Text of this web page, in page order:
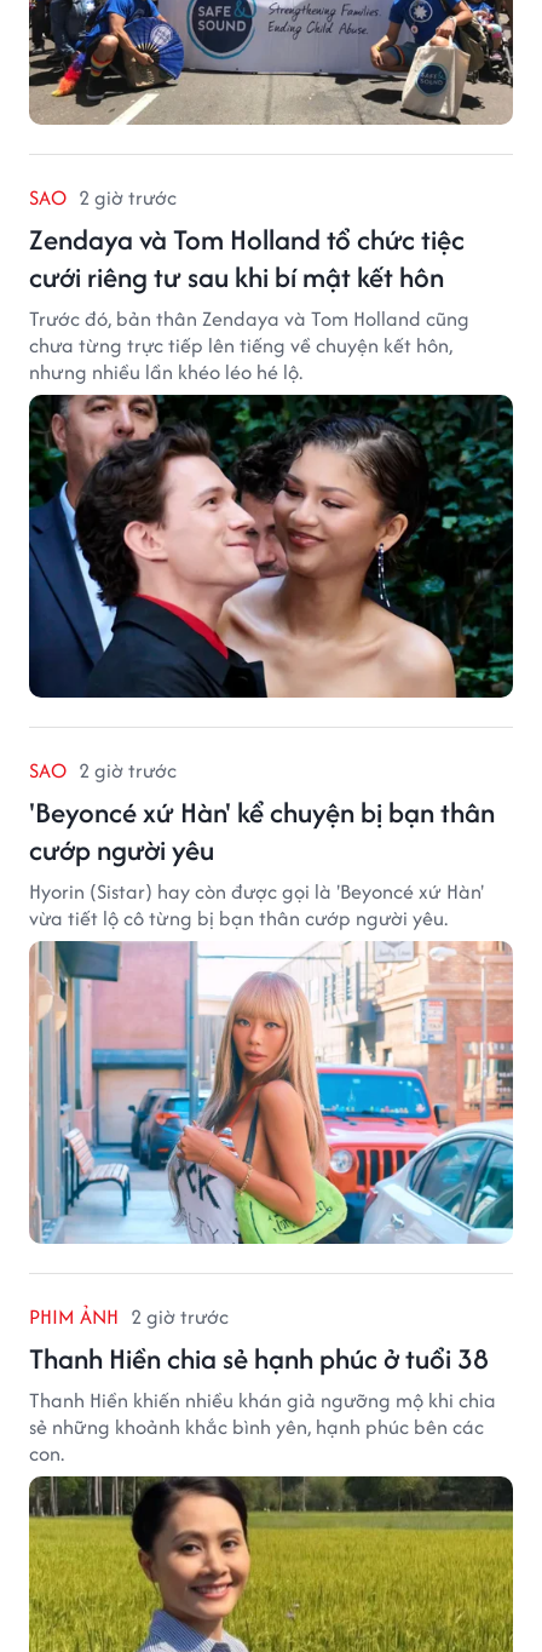
SAO 2 giờ trước
Zendaya và Tom Holland tổ chức tiệc
cưới riêng tư sau khi bí mật kết hôn
Trước đó, bản thân Zendaya và Tom Holland cũng
chưa từng trực tiếp lên tiếng về chuyện kết hôn,
nhưng nhiều lần khéo léo hé lộ.
SAO 2 giờ trước
'Beyoncé xứ Hàn' kể chuyện bị bạn thân
cướp người yêu
Hyorin (Sistar) hay còn được gọi là 'Beyoncé xứ Hàn'
vừa tiết lộ cô từng bị bạn thân cướp người yêu.
PHIM ẢNH 2 giờ trước
Thanh Hiền chia sẻ hạnh phúc ở tuổi 38
Thanh Hiền khiến nhiều khán giả ngưỡng mộ khi chia
sẻ những khoảnh khắc bình yên, hạnh phúc bên các
con.